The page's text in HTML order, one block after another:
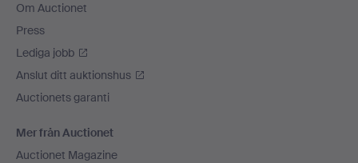
Om Auctionet
Press
Lediga jobb
Anslut ditt auktionshus
Auctionets garanti
Mer från Auctionet
Auctionet Magazine